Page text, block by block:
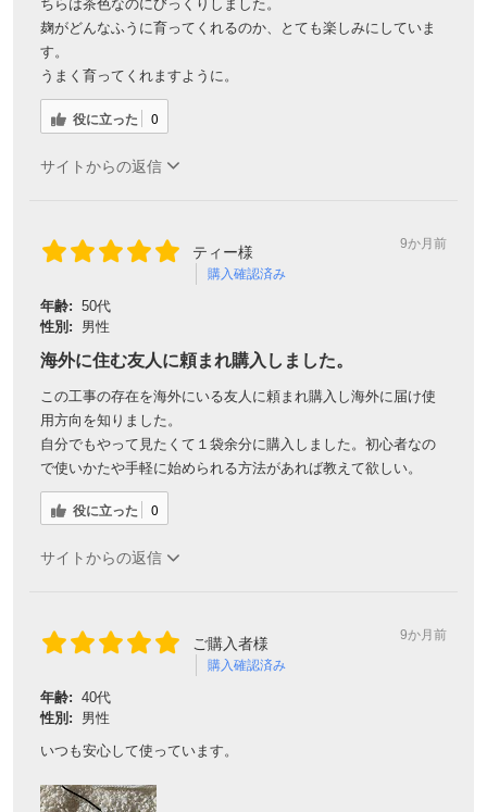
ちらは茶色なのにびっくりしました。
麹がどんなふうに育ってくれるのか、とても楽しみにしていま
す。
うまく育ってくれますように。
役に立った 0
サイトからの返信
ティー様
購入確認済み
9か月前
年齢: 50代
性別:
男性
海外に住む友人に頼まれ購入しました。
この工事の存在を海外にいる友人に頼まれ購入し海外に届け使
用方向を知りました。
自分でもやって見たくて１袋余分に購入しました。初心者なの
で使いかたや手軽に始められる方法があれば教えて欲しい。
役に立った 0
サイトからの返信
ご購入者様
購入確認済み
9か月前
年齢: 40代
性別:
男性
いつも安心して使っています。